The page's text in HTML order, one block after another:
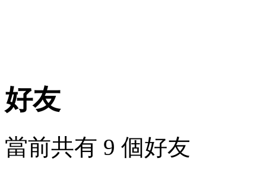
好友
當前共有 9 個好友